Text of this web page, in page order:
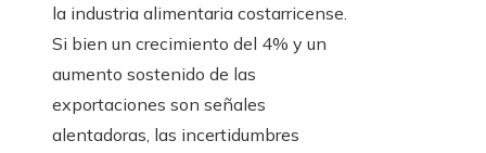
la industria alimentaria costarricense.
Si bien un crecimiento del 4% y un
aumento sostenido de las
exportaciones son señales
alentadoras, las incertidumbres